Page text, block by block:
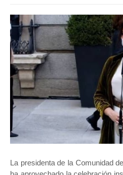
La presidenta de la Comunidad